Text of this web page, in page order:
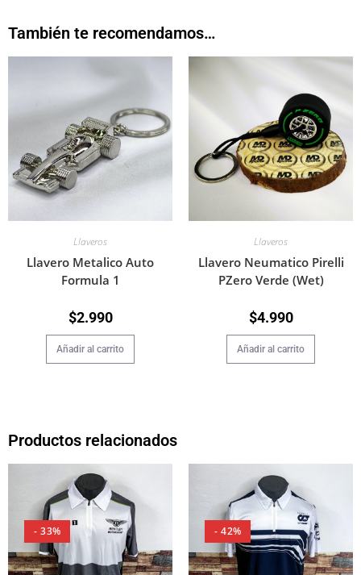
También te recomendamos…
Llaveros
Llavero Metalico Auto
Formula 1
$2.990
Añadir al carrito
Llaveros
Llavero Neumatico Pirelli
PZero Verde (Wet)
$4.990
Añadir al carrito
Productos relacionados
- 33% - 42%